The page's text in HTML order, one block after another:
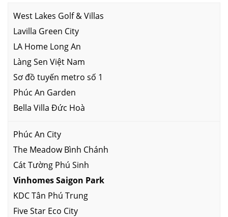
West Lakes Golf & Villas
Lavilla Green City
LA Home Long An
Làng Sen Việt Nam
Sơ đồ tuyến metro số 1
Phúc An Garden
Bella Villa Đức Hoà
Phúc An City
The Meadow Bình Chánh
Cát Tường Phú Sinh
Vinhomes Saigon Park
KDC Tân Phú Trung
Five Star Eco City